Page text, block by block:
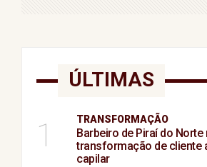
ÚLTIMAS
1 TRANSFORMAÇÃO
Barbeiro de Piraí do
transformação de cliente
capilar